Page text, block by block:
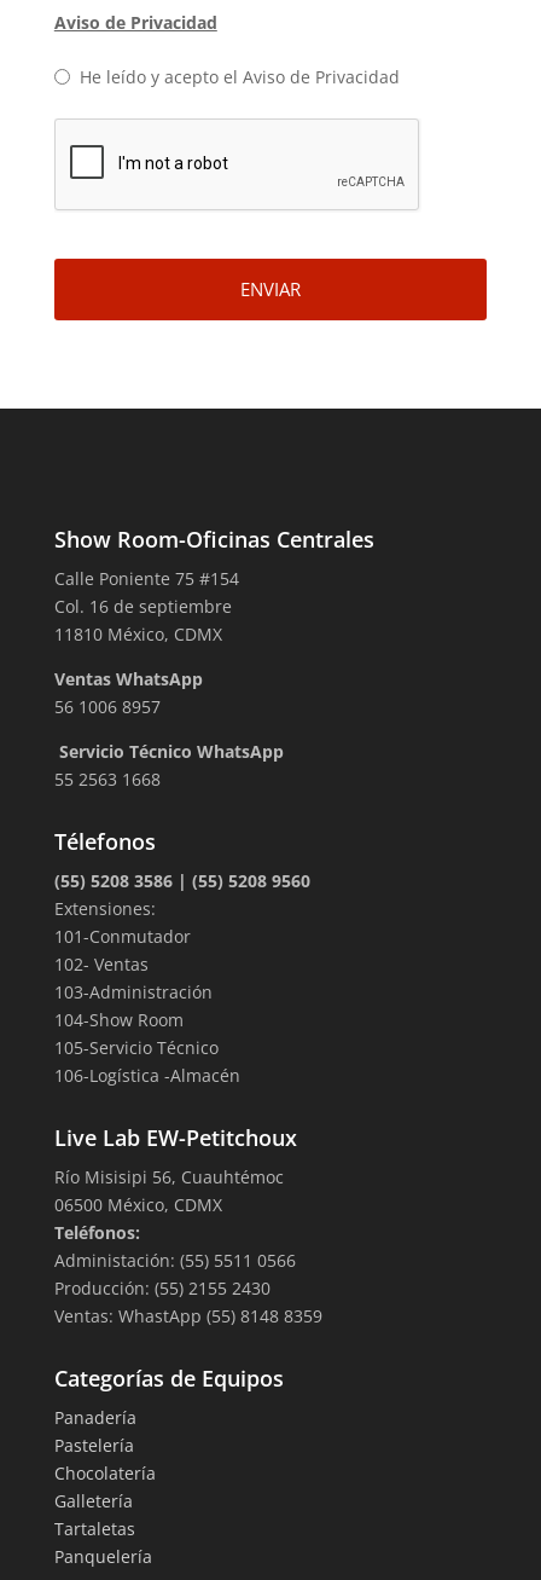
Aviso de Privacidad
He leído y acepto el Aviso de Privacidad
ENVIAR
Show Room-Oficinas Centrales
Calle Poniente 75 #154
Col. 16 de septiembre
11810 México, CDMX
Ventas WhatsApp
56 1006 8957
Servicio Técnico WhatsApp
55 2563 1668
Télefonos
(55) 5208 3586 | (55) 5208 9560
Extensiones:
101-Conmutador
102- Ventas
103-Administración
104-Show Room
105-Servicio Técnico
106-Logística -Almacén
Live Lab EW-Petitchoux
Río Misisipi 56, Cuauhtémoc
06500 México, CDMX
Teléfonos:
Administación: (55) 5511 0566
Producción: (55) 2155 2430
Ventas: WhastApp (55) 8148 8359
Categorías de Equipos
Panadería
Pastelería
Chocolatería
Galletería
Tartaletas
Panquelería